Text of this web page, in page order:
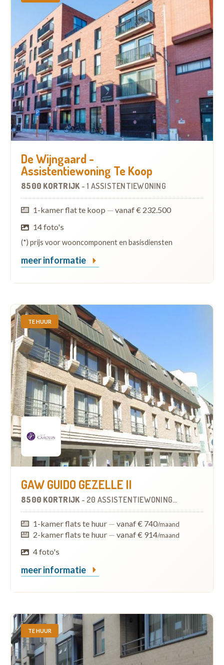
De Wijngaard -
Assistentiewoning Te Koop
8500 KORTRIJK - 1 ASSISTENTIEWONING
1-kamer flat te koop — vanaf € 232.500
14 foto's
(*) prijs voor wooncomponent en basisdiensten
meer informatie
TE HUUR
GAW GUIDO GEZELLE II
8500 KORTRIJK - 20 ASSISTENTIEWONINGEN
1-kamer flats te huur — vanaf € 740/maand
2-kamer flats te huur — vanaf € 914/maand
4 foto's
meer informatie
TE HUUR